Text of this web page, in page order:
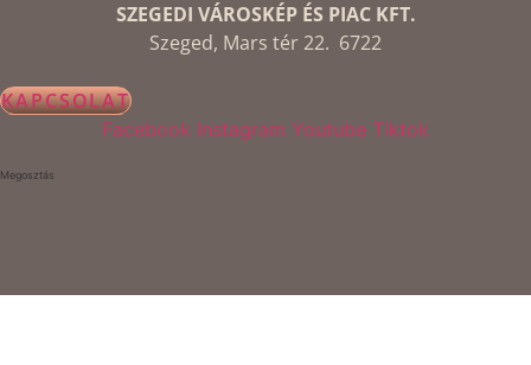
SZEGEDI VÁROSKÉP ÉS PIAC KFT.
Szeged, Mars tér 22. 6722
KAPCSOLAT
Facebook Instagram Youtube Tiktok
Megosztás